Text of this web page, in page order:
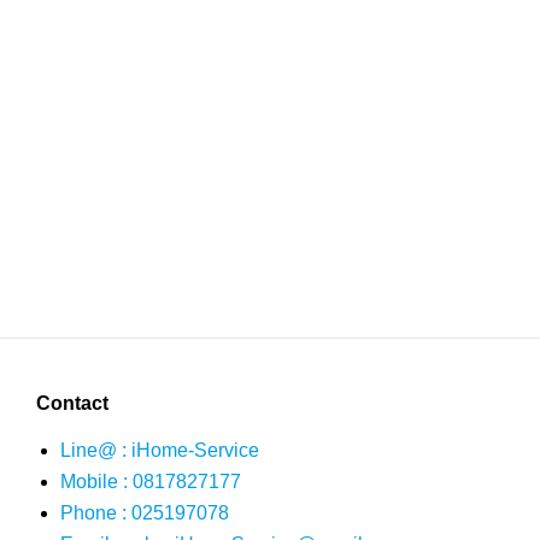
Contact
Line@ : iHome-Service
Mobile : 0817827177
Phone : 025197078